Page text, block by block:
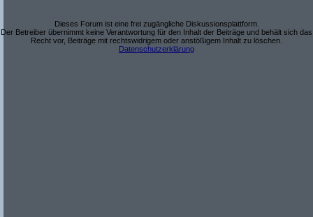
Dieses Forum ist eine frei zugängliche Diskussionsplattform.
Der Betreiber übernimmt keine Verantwortung für den Inhalt der Beiträge und behält sich das
Recht vor, Beiträge mit rechtswidrigem oder anstößigem Inhalt zu löschen.
Datenschutzerklärung